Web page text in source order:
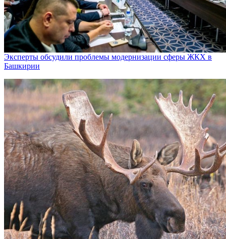
Эксперты обсудили проблемы модернизации сферы ЖКХ в
Башкирии